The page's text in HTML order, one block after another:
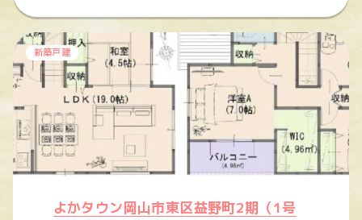
新築戸建
よかタウン岡山市東区益野町2期（1号